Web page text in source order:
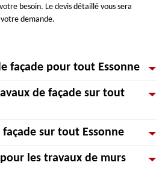
besoin. Le devis détaillé vous sera
demande.
façade pour tout Essonne
l’entreprise Couverture Becker
façade détaillé pour faire connaitre les
tout tarif dépendra des travaux à réaliser en
votre façade a besoin. Vous rassurant de
de murs extérieurs, nous allions passion et
de façade sur tout
de l'entreprise Couverture Becker proposent
la rénovation et la réfection de
des murs extérieurs. Nos artisans
sur tout Essonne
les tarifs du nettoyage de façade, faites
professionnel pour un devis gratuit et
les travaux de murs